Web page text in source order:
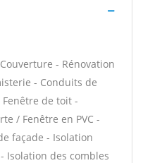
- Rénovation
- Conduits de
de toit -
/ Fenêtre en PVC -
façade - Isolation
des combles